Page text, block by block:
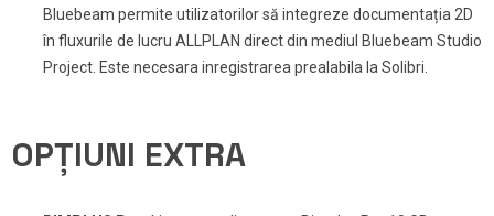
Bluebeam permite utilizatorilor să integreze documentația 2D
în fluxurile de lucru ALLPLAN direct din mediul Bluebeam Studio
Project. Este necesara inregistrarea prealabila la Solibri.
OPȚIUNI EXTRA